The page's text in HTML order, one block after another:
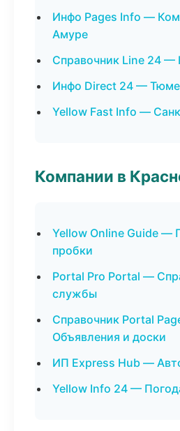
Инфо Pages Info —
Амуре
Справочник Line 24 —
Инфо Direct 24 —
Yellow Fast Info —
Компании в
Yellow Online Guide —
пробки
Portal Pro Portal —
службы
Справочник Portal
Объявления и доски
ИП Express Hub —
Yellow Info 24 —